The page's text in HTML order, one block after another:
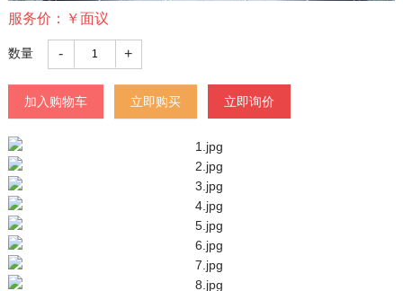
服务价： ￥面议
数量 - +
加入购物车 立即购买 立即询价